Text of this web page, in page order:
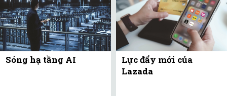
Sóng hạ tầng AI
Lực đẩy mới của
Lazada